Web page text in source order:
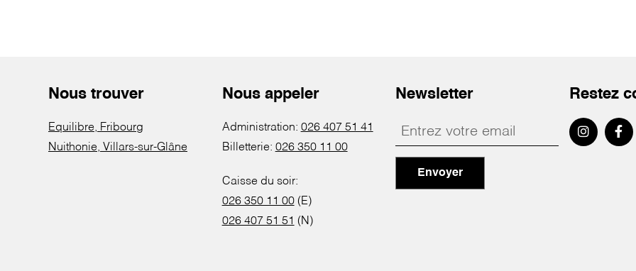
Nous trouver
Equilibre, Fribourg
Nuithonie, Villars-sur-Glâne
Nous appeler
Administration: 026 407 51 41
Billetterie: 026 350 11 00
Caisse du soir:
026 350 11 00(E)
026 407 51 51 (N)
Newsletter
Envoyer
Restez